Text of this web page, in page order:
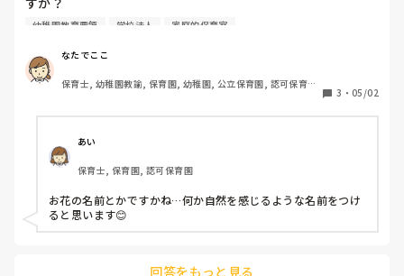
理由や意味もあるなら、それも知りたいです！
幼稚園教育要領 学校法人 家庭的保育室
なたでここ
保育士, 幼稚園教諭, 保育園, 幼稚園, 公立保育園, 認可保育園,
3 ・ 05/02
あい
保育士, 保育園, 認可保育園
お花の名前とかですかね…何か自然を感じるような名前をつけ
ると思います😊
回答をもっと見る